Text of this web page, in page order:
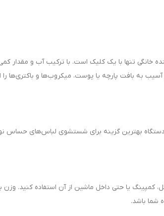
خانگی تنها با یک کلیک است. با ترکیب آب و مقدار
به بافت پارچه یا پوست، میکروب‌ها و باکتری‌ها را
دستگاه بهترین گزینه برای شستشوی لباس‌های حساس
در هتل، کمپینگ یا حتی داخل ماشین از آن استفاده کنید. وزن